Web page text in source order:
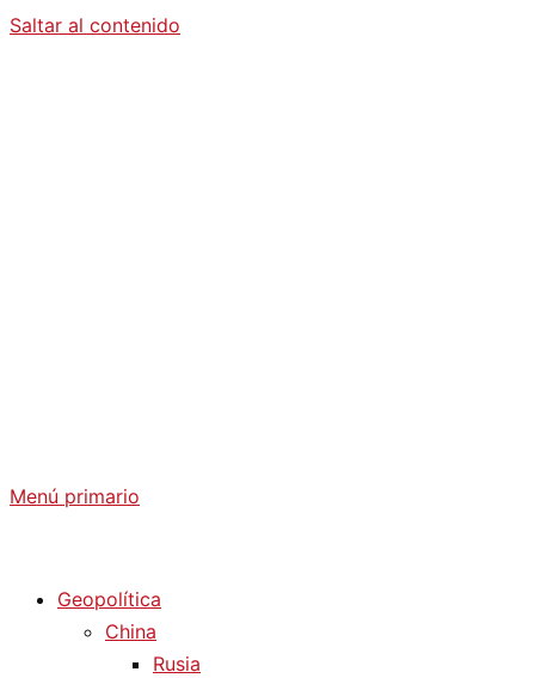
Saltar al contenido
Menú primario
Geopolítica
China
Rusia